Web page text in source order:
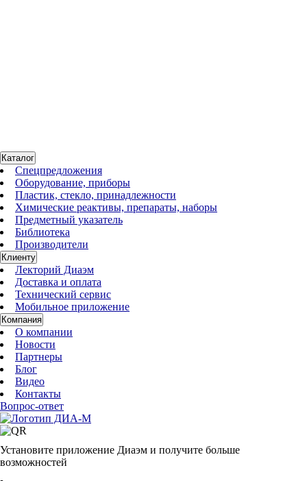
Каталог
Спецпредложения
Оборудование, приборы
Пластик, стекло, принадлежности
Химические реактивы, препараты, наборы
Предметный указатель
Библиотека
Производители
Клиенту
Лекторий Диаэм
Доставка и оплата
Технический сервис
Мобильное приложение
Компания
О компании
Новости
Партнеры
Блог
Видео
Контакты
Вопрос-ответ
Установите приложение Диаэм и получите больше
возможностей